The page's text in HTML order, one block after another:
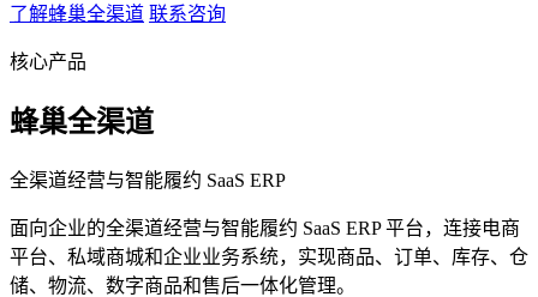
了解蜂巢全渠道 联系咨询
核心产品
蜂巢全渠道
全渠道经营与智能履约 SaaS ERP
面向企业的全渠道经营与智能履约 SaaS ERP 平台，连接电商
平台、私域商城和企业业务系统，实现商品、订单、库存、仓
储、物流、数字商品和售后一体化管理。